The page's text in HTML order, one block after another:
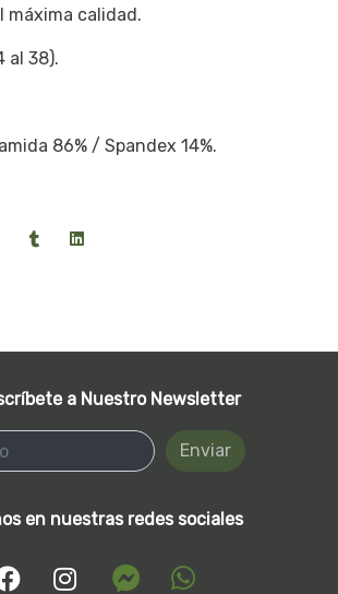
máxima calidad.
al 38).
86% / Spandex 14%.
a Nuestro Newsletter
Enviar
en nuestras redes sociales